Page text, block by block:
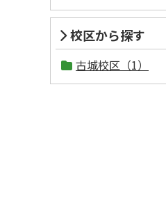
校区から探す
古城校区（1）